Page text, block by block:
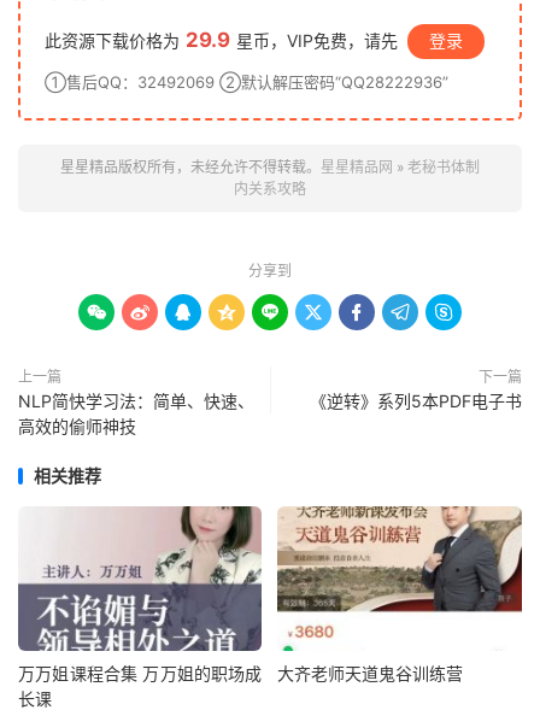
此资源下载价格为 29.9 星币，VIP免费，请先 登录
①售后QQ：32492069 ②默认解压密码“QQ28222936”
星星精品版权所有，未经允许不得转载。 星星精品网 » 老秘书‬体制
内关系攻略
分享到
        
上一篇
NLP简快学习法：简单、快速、
高效的偷师神技
下一篇
《逆转》系列5本PDF电子书
相关推荐
万万姐课程合集 万万姐的职场成
长课
大齐老师天道鬼谷训练营